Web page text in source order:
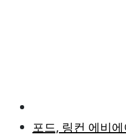
포드, 링컨 에비